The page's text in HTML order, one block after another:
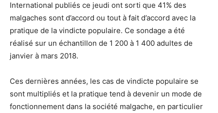
International publiés ce jeudi ont sorti que 41% des
malgaches sont d’accord ou tout à fait d’accord avec la
pratique de la vindicte populaire. Ce sondage a été
réalisé sur un échantillon de 1 200 à 1 400 adultes de
janvier à mars 2018.
Ces dernières années, les cas de vindicte populaire se
sont multipliés et la pratique tend à devenir un mode de
fonctionnement dans la société malgache, en particulier